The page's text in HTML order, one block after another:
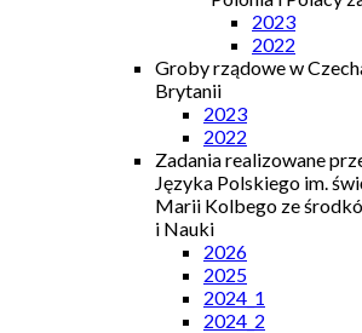
2023
2022
Groby rządowe w
Brytanii
2023
2022
Zadania realizowane
Języka Polskiego im.
Marii Kolbego ze
i Nauki
2026
2025
2024_1
2024_2